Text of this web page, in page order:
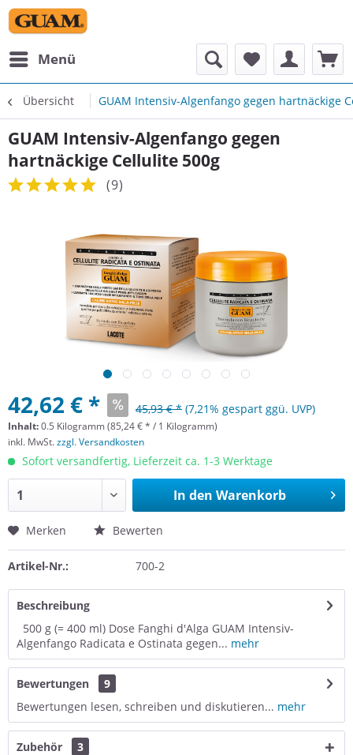
Menü
Übersicht GUAM Intensiv-Algenfango gegen hartnäckige
GUAM Intensiv-Algenfango gegen
hartnäckige Cellulite 500g
(9)
42,62 € * 45,93 € * (7,21% gespart ggü. UVP)
Inhalt:0.5 Kilogramm (85,24 € * / 1 Kilogramm)
inkl. MwSt.zzgl. Versandkosten
Sofort versandfertig, Lieferzeit ca. 1-3 Werktage
In den Warenkorb
Merken Bewerten
Artikel-Nr.: 700-2
Beschreibung
500 g (= 400 ml) Dose Fanghi d'Alga GUAM Intensiv-
Algenfango Radicata e Ostinata gegen... mehr
Bewertungen
9
Bewertungen lesen, schreiben und diskutieren... mehr
Zubehör 3